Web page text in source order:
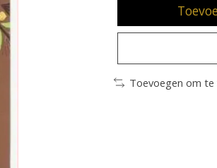
Toevoegen om te